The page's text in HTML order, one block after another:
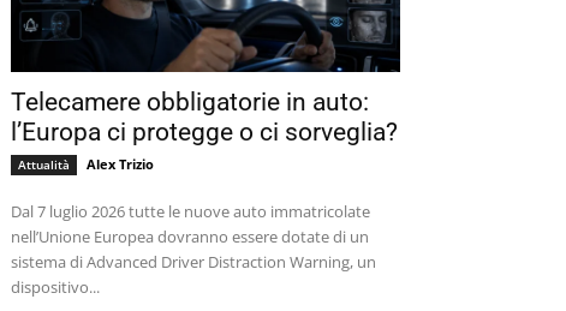
Telecamere obbligatorie in auto:
l’Europa ci protegge o ci sorveglia?
Attualità Alex Trizio
Dal 7 luglio 2026 tutte le nuove auto immatricolate
nell’Unione Europea dovranno essere dotate di un
sistema di Advanced Driver Distraction Warning, un
dispositivo...